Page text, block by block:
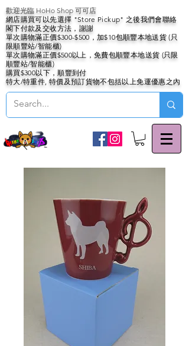
歡迎光臨 HoHo Shop 可可店
網店購買可以先選擇 "Store Pickup" 之後我們會聯絡
閣下付款及交收方法，謝謝
單次購物滿正價$300-$500，加$10包順豐本地送貨 (只
限順豐站/智能櫃)
單次購物滿正價$500以上，免費包順豐本地送貨 (只限
順豐站/智能櫃)
購買$300以下，順豐到付
特大/特重件, 特價及預訂貨物不包括以上免運優惠之內